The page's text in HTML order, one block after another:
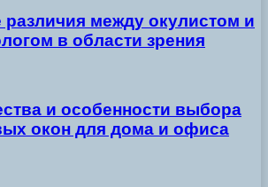
между окулистом и
в области зрения
и особенности выбора
окон для дома и офиса